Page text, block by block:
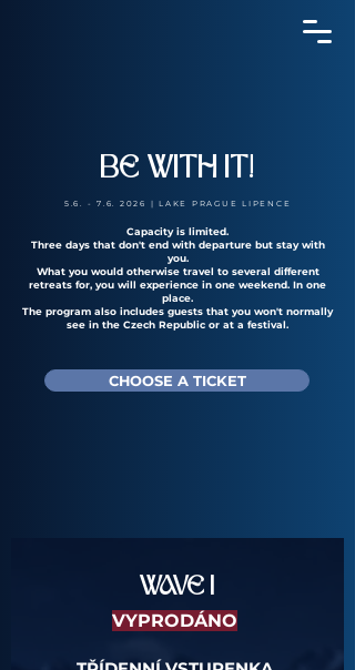
BE WITH IT!
5.6. - 7.6. 2026 | LAKE PRAGUE LIPENCE
Capacity is limited.
Three days that don't end with departure but stay with
you.
What you would otherwise travel to several different
retreats for, you will experience in one weekend. In one
place.
The program also includes guests that you won't normally
see in the Czech Republic or at a festival.
CHOOSE A TICKET
WAVE I
VYPRODÁNO